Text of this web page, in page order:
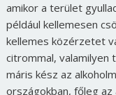
amikor a terület
például kellemesen
kellemes közérzetet
citrommal,
máris kész az
országokban, főleg